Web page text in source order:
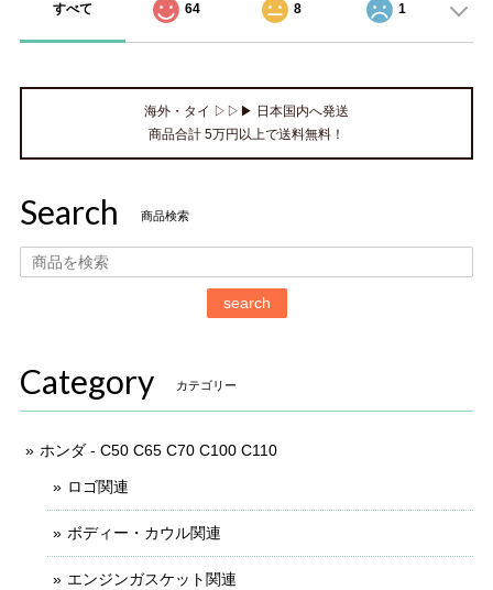
すべて 64 8 1
海外・タイ ▷▷▶ 日本国内へ発送
商品合計 5万円以上で送料無料！
Search 商品検索
search
Category カテゴリー
ホンダ - C50 C65 C70 C100 C110
ロゴ関連
ボディー・カウル関連
エンジンガスケット関連